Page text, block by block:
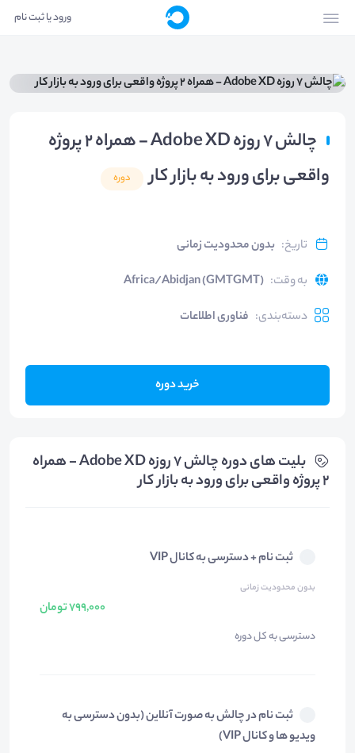
ورود یا ثبت نام
چالش 7 روزه Adobe XD - همراه 2 پروژه
واقعی برای ورود به بازار کار
دوره
تاریخ: بدون محدودیت زمانی
به وقت:
Africa/Abidjan (GMTGMT)
دسته‌بندی: فناوری اطلاعات
خرید دوره
بلیت های دوره چالش 7 روزه Adobe XD - همراه
2 پروژه واقعی برای ورود به بازار کار
ثبت نام + دسترسی به کانال VIP
بدون محدودیت زمانی
799,000 تومان
دسترسی به کل دوره
ثبت نام در چالش به صورت آنلاین (بدون دسترسی به
ویدیو ها و کانال VIP)